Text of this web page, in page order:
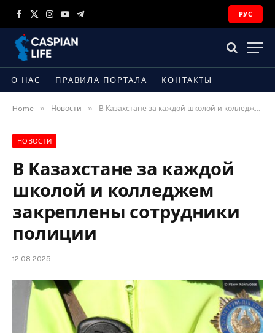
Facebook
X
Instagram
YouTubeTelegram
РУС
О НАС ПРАВИЛА ПОРТАЛА КОНТАКТЫ
Home » Новости » В Казахстане за каждой школой и колледжем закреплены сотрудники полиции
НОВОСТИ
В Казахстане за каждой
школой и колледжем
закреплены сотрудники
полиции
12.08.2025